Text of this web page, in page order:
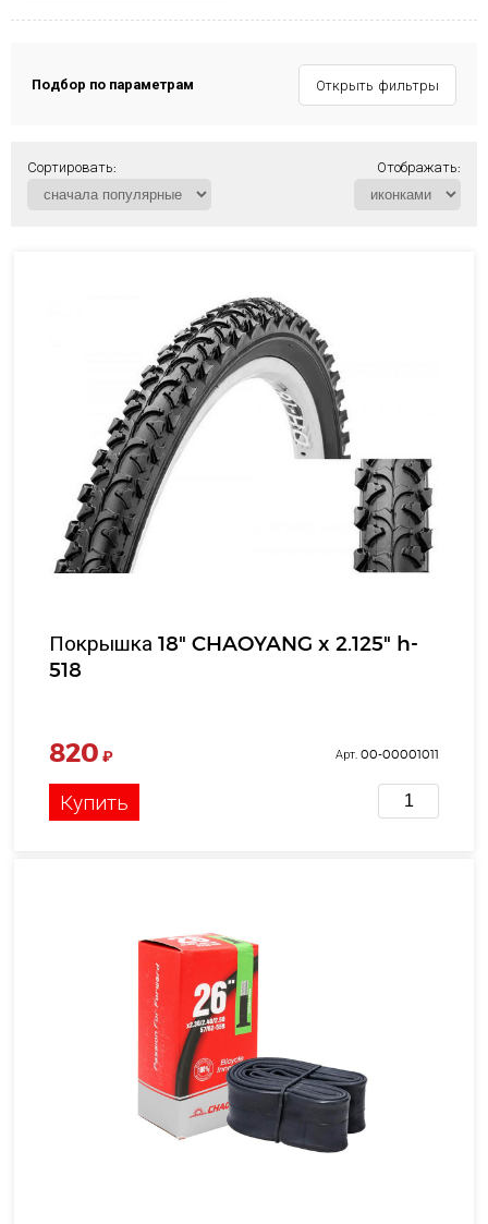
Подбор по параметрам Открыть фильтры
Сортировать: Отображать:
Покрышка 18" CHAOYANG x 2.125" h-
518
820 ₽ Арт. 00-00001011
Купить